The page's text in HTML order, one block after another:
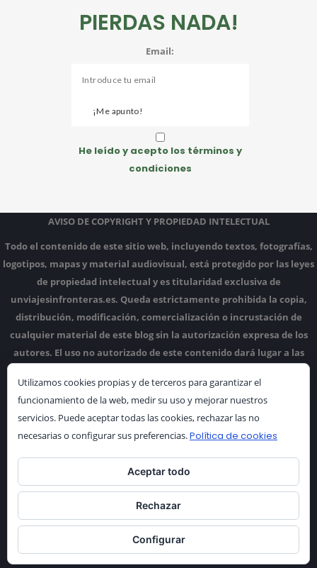
PIERDAS NADA!
Email:
He leído y acepto los términos y
condiciones
AVISO DE COPYRIGHT Y PROPIEDAD INTELECTUAL
Todo el contenido de este sitio web, incluyendo textos, fotografías,
logotipos, mapas y material audiovisual, está protegido por las leyes
de propiedad intelectual y es titularidad exclusiva de
unviajesinfronteras.es. Queda estrictamente prohibida la copia,
distribución, modificación, comercialización o incrustación de
cualquier material de este blog sin la autorización expresa de los
autores. El uso no autorizado de este contenido dará lugar a las
Gracias por tu visita |code pagesWordPress Theme © 2017
Utilizamos cookies propias y de terceros para garantizar el
funcionamiento de la web, medir su uso y mejorar nuestros
servicios. Puede aceptar todas las cookies, rechazar las no
necesarias o configurar sus preferencias.Política de cookies
Aceptar todo
Rechazar
Configurar